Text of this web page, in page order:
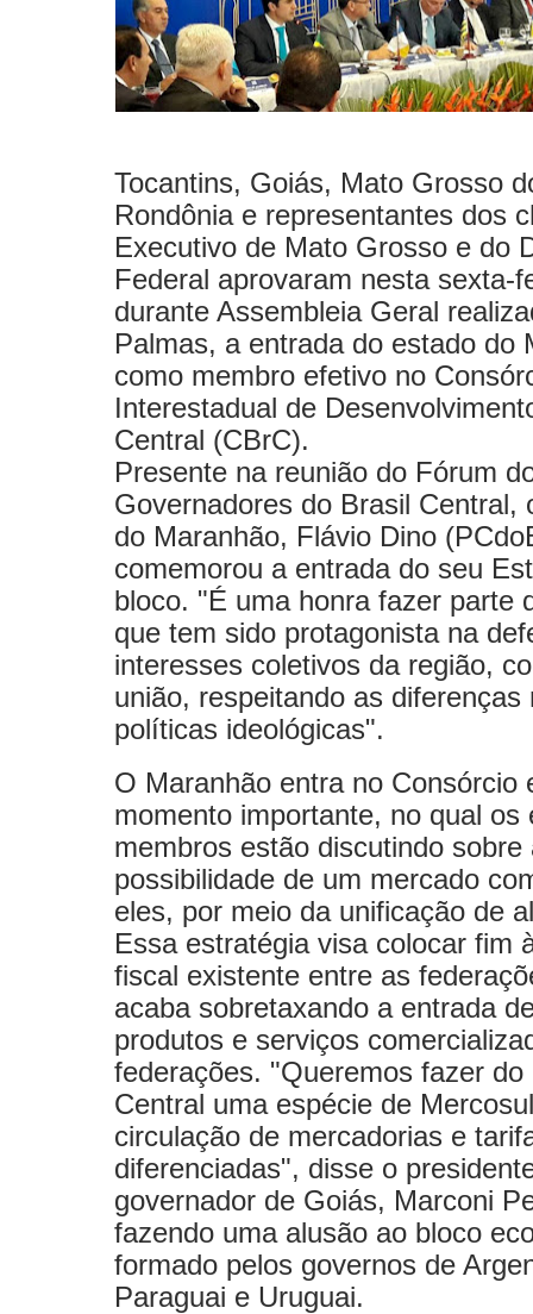
Tocantins, Goiás, Mato Grosso
Rondônia e representantes dos
Executivo de Mato Grosso e do
Federal aprovaram nesta sexta-
durante Assembleia Geral
Palmas, a entrada do estado do
como membro efetivo no
Interestadual de
Central (CBrC).
Presente na reunião do Fórum
Governadores do Brasil Central,
do Maranhão, Flávio Dino
comemorou a entrada do seu
bloco. "É uma honra fazer parte
que tem sido protagonista na
interesses coletivos da região,
união, respeitando as diferenças
políticas ideológicas".
O Maranhão entra no Consórcio
momento importante, no qual os
membros estão discutindo sobre
possibilidade de um mercado
eles, por meio da unificação de
Essa estratégia visa colocar fim
fiscal existente entre as
acaba sobretaxando a entrada
produtos e serviços
federações. "Queremos fazer do
Central uma espécie de
circulação de mercadorias e
diferenciadas", disse o
governador de Goiás, Marconi
fazendo uma alusão ao bloco
formado pelos governos de
Paraguai e Uruguai.